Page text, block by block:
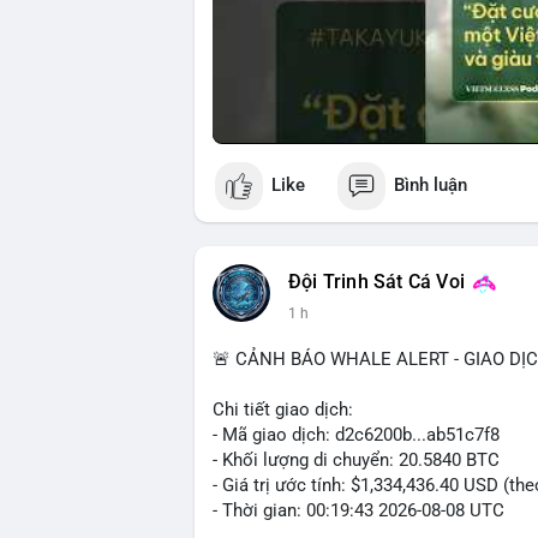
Like Bình luận
Đội Trinh Sát Cá Voi
1 h
🚨 CẢNH BÁO WHALE ALERT - GIAO
Chi tiết giao dịch:
- Mã giao dịch: d2c6200b...ab51c7f8
- Khối lượng di chuyển: 20.5840 BTC
- Giá trị ước tính: $1,334,436.40 USD
- Thời gian: 00:19:43 2026-08-08 UTC